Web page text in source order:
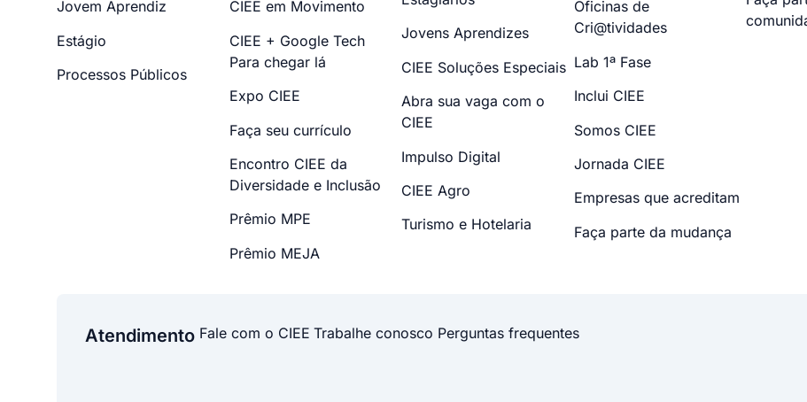
Jovem Aprendiz
Estágio
Processos Públicos
CIEE em Movimento
CIEE + Google Tech
Para chegar lá
Expo CIEE
Faça seu currículo
Encontro CIEE da
Diversidade e Inclusão
Prêmio MPE
Prêmio MEJA
Jovens Aprendizes
CIEE Soluções Especiais
Abra sua vaga com o
CIEE
Impulso Digital
CIEE Agro
Turismo e Hotelaria
Oficinas de
Cri@tividades
Lab 1ª Fase
Inclui CIEE
Somos CIEE
Jornada CIEE
Empresas que acreditam
Faça parte da mudança
Atendimento Fale com o CIEE Trabalhe conosco Perguntas frequentes